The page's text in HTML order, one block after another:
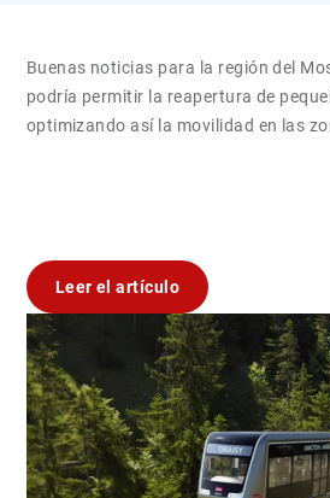
Buenas noticias para la región del
podría permitir la reapertura de
optimizando así la movilidad en las
Leer el artículo